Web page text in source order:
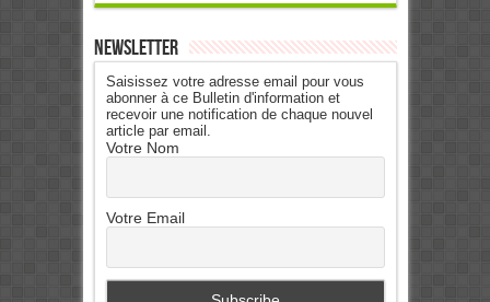
Newsletter
Saisissez votre adresse email pour vous
abonner à ce Bulletin d'information et
recevoir une notification de chaque nouvel
article par email.
Votre Nom
Votre Email